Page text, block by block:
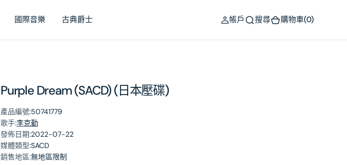
國際音樂 古典爵士 帳戶 搜尋 購物車(0)
Purple Dream (SACD) (日本壓碟)
產品編號:50741779
歌手:李克勤
發佈日期:2022-07-22
媒體類型:SACD
銷售地區:無地區限制